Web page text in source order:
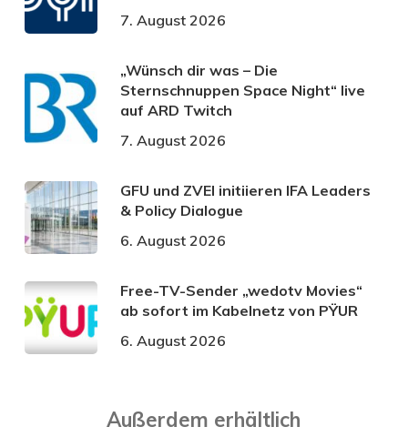
7. August 2026
„Wünsch dir was – Die
Sternschnuppen Space Night“ live
auf ARD Twitch
7. August 2026
GFU und ZVEI initiieren IFA Leaders
& Policy Dialogue
6. August 2026
Free-TV-Sender „wedotv Movies“
ab sofort im Kabelnetz von PŸUR
6. August 2026
Außerdem erhältlich